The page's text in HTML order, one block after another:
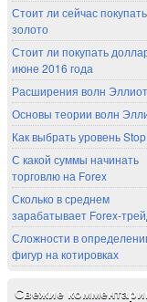
Стоит ли сейчас покупать
золото
Стоит ли покупать
июне 2016 года
Расширения волн
Основы теории волн
Как выбрать уровень
С какой суммы начинать
торговлю на Forex
Сколько в среднем
зарабатывает Forex-
Сложности в
фигур на котировках
Свежие